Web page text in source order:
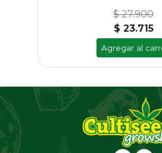
$ 27.900
$ 23.715
Agregar al